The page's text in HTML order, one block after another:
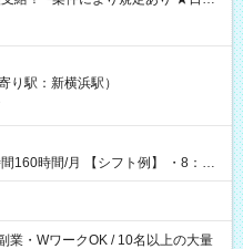
その日に現金GET♪ お仕事後はコ
ます！ 【試用期間】試
り駅：新横浜駅）
フト例】 ・8：00
業・WワークOK / 10名以上の大量